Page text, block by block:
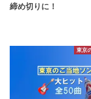
締め切りに！
東京